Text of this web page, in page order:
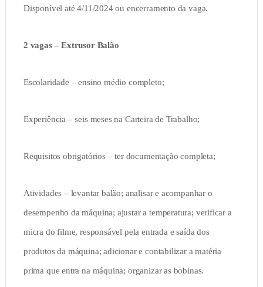
Disponível até 4/11/2024 ou encerramento da vaga.
2 vagas – Extrusor Balão
Escolaridade – ensino médio completo;
Experiência – seis meses na Carteira de Trabalho;
Requisitos obrigatórios – ter documentação completa;
Atividades – levantar balão; analisar e acompanhar o
desempenho da máquina; ajustar a temperatura; verificar a
micra do filme, responsável pela entrada e saída dos
produtos da máquina; adicionar e contabilizar a matéria
prima que entra na máquina; organizar as bobinas.